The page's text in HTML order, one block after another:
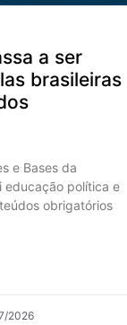
a ser
brasileiras
e Bases da
educação política e
obrigatórios
2026